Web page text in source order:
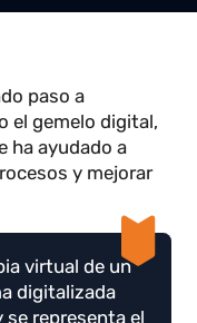
paso a
el gemelo digital,
ha ayudado a
y mejorar
virtual de un